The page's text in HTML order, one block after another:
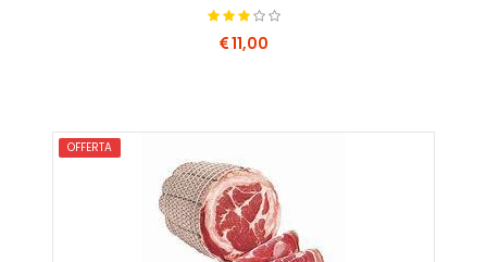
11,00
OFFERTA